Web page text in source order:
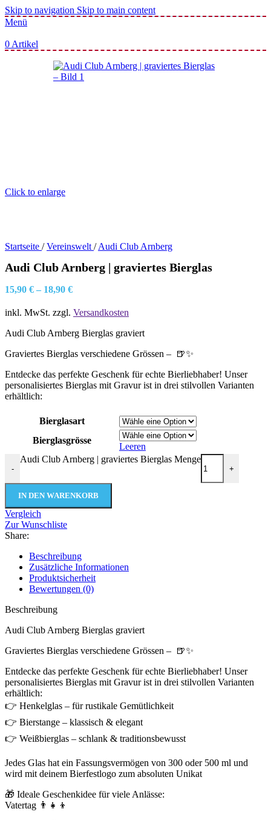
Skip to navigation Skip to main content
Menü
0 Artikel
Click to enlarge
Startseite / Vereinswelt / Audi Club Arnberg
Audi Club Arnberg | graviertes Bierglas
15,90 € – 18,90 €
inkl. MwSt. zzgl. Versandkosten
Audi Club Arnberg Bierglas graviert
Graviertes Bierglas verschiedene Grössen – 🍺✨
Entdecke das perfekte Geschenk für echte Bierliebhaber! Unser
personalisiertes Bierglas mit Gravur ist in drei stilvollen Varianten
erhältlich:
Bierglasart
Bierglasgrösse
Leeren
-
Audi Club Arnberg | graviertes Bierglas Menge
+
IN DEN WARENKORB
Vergleich
Zur Wunschliste
Share:
Beschreibung
Zusätzliche Informationen
Produktsicherheit
Bewertungen (0)
Beschreibung
Audi Club Arnberg Bierglas graviert
Graviertes Bierglas verschiedene Grössen – 🍺✨
Entdecke das perfekte Geschenk für echte Bierliebhaber! Unser
personalisiertes Bierglas mit Gravur ist in drei stilvollen Varianten
erhältlich:
👉 Henkelglas – für rustikale Gemütlichkeit
👉 Bierstange – klassisch & elegant
👉 Weißbierglas – schlank & traditionsbewusst
Jedes Glas hat ein Fassungsvermögen von 300 oder 500 ml und
wird mit deinem Bierfestlogo zum absoluten Unikat
🎁 Ideale Geschenkidee für viele Anlässe:
Vatertag 👨‍👧‍👦